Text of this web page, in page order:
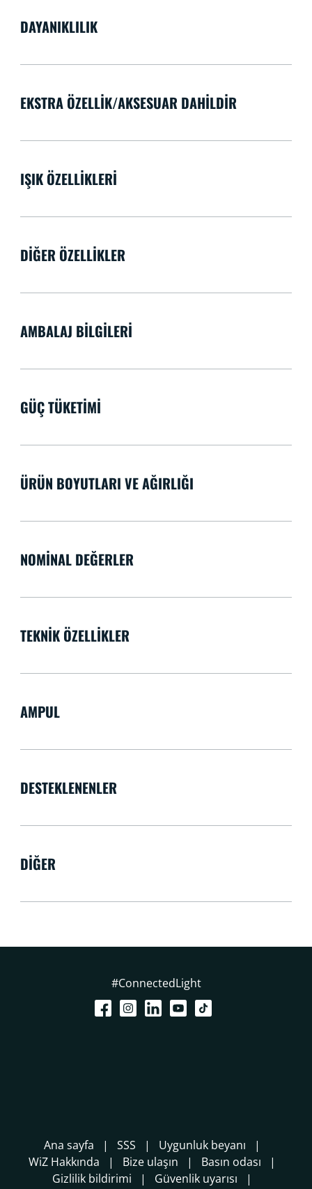
DAYANIKLILIK
EKSTRA ÖZELLIK/AKSESUAR DAHILDIR
IŞIK ÖZELLIKLERI
DIĞER ÖZELLIKLER
AMBALAJ BILGILERI
GÜÇ TÜKETIMI
ÜRÜN BOYUTLARI VE AĞIRLIĞI
NOMINAL DEĞERLER
TEKNIK ÖZELLIKLER
AMPUL
DESTEKLENENLER
DIĞER
#ConnectedLight
Ana sayfa SSS
Uygunluk beyanı
WiZ Hakkında
Bize ulaşın
Basın odası
Gizlilik bildirimi
Güvenlik uyarısı